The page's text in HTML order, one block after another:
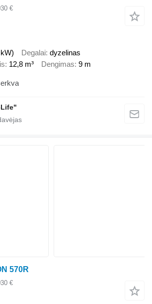
€
Degalai dyzelinas
12,8 m³ Dengimas 9 m
570R
€